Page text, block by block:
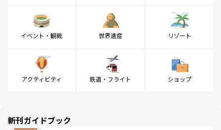
イベント・観戦 世界遺産 リゾート
アクティビティ 鉄道・フライト ショップ
新刊ガイドブック